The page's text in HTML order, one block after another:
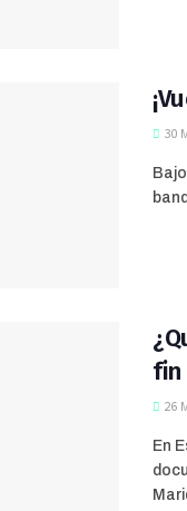
30
fin
26
En